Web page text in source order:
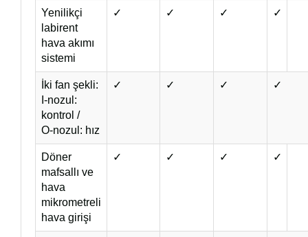
Yenilikçi
labirent
hava akımı
sistemi
✓ ✓ ✓ ✓
İki fan şekli:
I-nozul:
kontrol /
O-nozul: hız
✓ ✓ ✓ ✓
Döner
mafsallı ve
hava
mikrometreli
hava girişi
✓ ✓ ✓ ✓